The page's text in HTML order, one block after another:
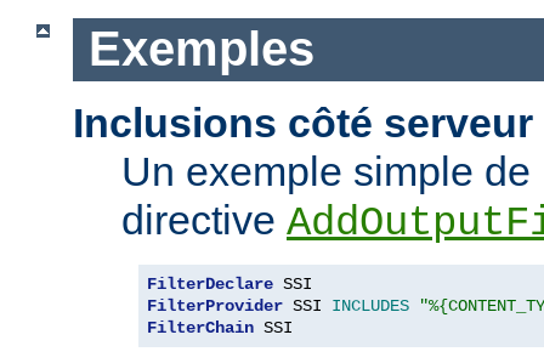
Exemples
Inclusions côté serveur
Un exemple simple
directive
FilterDeclare
FilterProvider SSI INCLUDES
FilterChain SSI